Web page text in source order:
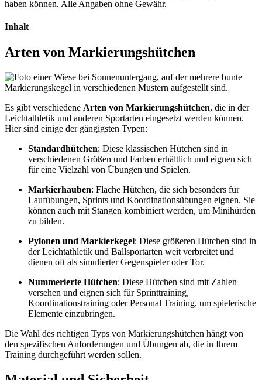
haben können. Alle Angaben ohne Gewähr.
Inhalt
Arten von Markierungshütchen
Es gibt verschiedene Arten von Markierungshütchen, die in der
Leichtathletik und anderen Sportarten eingesetzt werden können.
Hier sind einige der gängigsten Typen:
Standardhütchen: Diese klassischen Hütchen sind in
verschiedenen Größen und Farben erhältlich und eignen sich
für eine Vielzahl von Übungen und Spielen.
Markierhauben: Flache Hütchen, die sich besonders für
Laufübungen, Sprints und Koordinationsübungen eignen. Sie
können auch mit Stangen kombiniert werden, um Minihürden
zu bilden.
Pylonen und Markierkegel: Diese größeren Hütchen sind in
der Leichtathletik und Ballsportarten weit verbreitet und
dienen oft als simulierter Gegenspieler oder Tor.
Nummerierte Hütchen: Diese Hütchen sind mit Zahlen
versehen und eignen sich für Sprinttraining,
Koordinationstraining oder Personal Training, um spielerische
Elemente einzubringen.
Die Wahl des richtigen Typs von Markierungshütchen hängt von
den spezifischen Anforderungen und Übungen ab, die in Ihrem
Training durchgeführt werden sollen.